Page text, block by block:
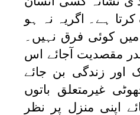
ہے۔ اگریہ نہ ہو
میں کوئی فرق نہیں۔
مقصدیت آجائے اس
اور زندگی بن جائے
غیرمتعلق باتوں
اپنی منزل پر نظر